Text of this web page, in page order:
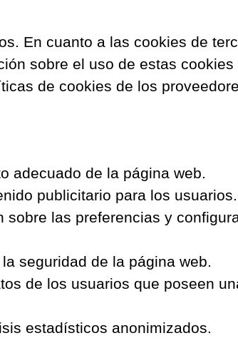
En cuanto a las cookies de
sobre el uso de estas
de cookies de los
adecuado de la página web.
publicitario para los usuarios.
las preferencias y
seguridad de la página web.
de los usuarios que poseen
estadísticos anonimizados.